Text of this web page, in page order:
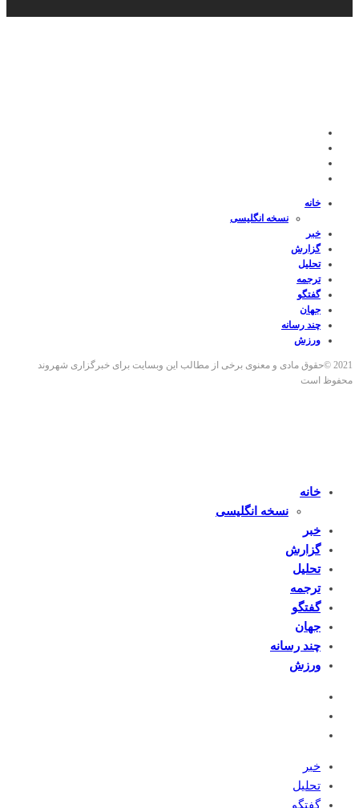
خانه
نسخه انگلیسی
خبر
گزارش
تحلیل
ترجمه
گفتگو
جهان
چند رسانه
ورزش
2021 ©حقوق مادی و معنوی برخی از مطالب این وبسایت برای خبرگزاری شهروند
محفوظ است
خانه
نسخه انگلیسی
خبر
گزارش
تحلیل
ترجمه
گفتگو
جهان
چند رسانه
ورزش
خبر
تحلیل
گفتگو